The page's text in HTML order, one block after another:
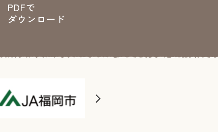
PDFで
ダウンロード